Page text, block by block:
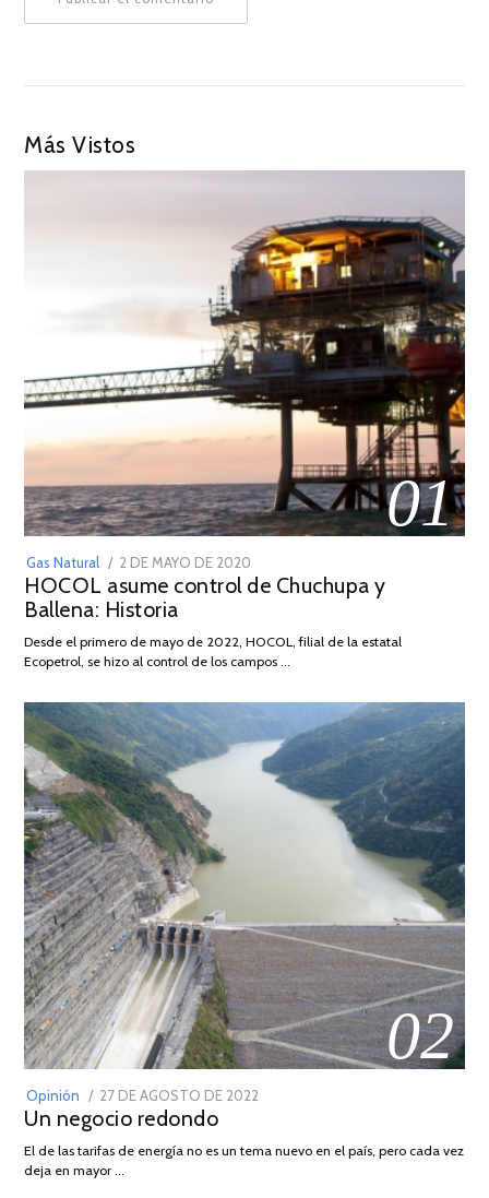
Más Vistos
01
Gas Natural
POSTED
ON
2 DE MAYO DE 2020
DE
2026
HOCOL asume control de Chuchupa y
Ballena: Historia
Desde el primero de mayo de 2022, HOCOL, filial de la estatal
Ecopetrol, se hizo al control de los campos …
02
Opinión
POSTED
ON
27 DE AGOSTO DE 2022
DE
Un negocio redondo
El de las tarifas de energía no es un tema nuevo en el país, pero cada vez
deja en mayor …